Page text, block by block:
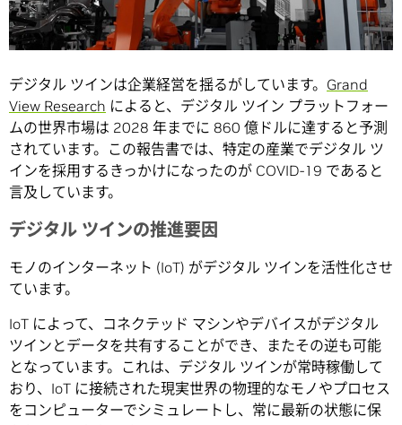
デジタル ツインは企業経営を揺るがしています。 Grand
View Research によると、デジタル ツイン プラットフォー
ムの世界市場は 2028 年までに 860 億ドルに達すると予測
されています。この報告書では、特定の産業でデジタル ツ
インを採用するきっかけになったのが COVID-19 であると
言及しています。
デジタル ツインの推進要因
モノのインターネット (IoT) がデジタル ツインを活性化させ
ています。
IoT によって、コネクテッド マシンやデバイスがデジタル
ツインとデータを共有することができ、またその逆も可能
となっています。これは、デジタル ツインが常時稼働して
おり、IoT に接続された現実世界の物理的なモノやプロセス
をコンピューターでシミュレートし、常に最新の状態に保